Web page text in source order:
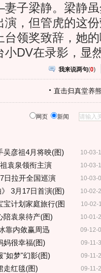
子梁静。梁静虽
演，但管虎的这
台领奖致辞，她
小DV在录影，
我来说两句(0)
直击归真堂养
网页 新闻
10-03-
吴彦祖4月将映(图)
10-03-
袁泉领衔主演
10-03-
日拉开全国巡演
10-02-
3月17日首演(图)
10-02-
宝计划家庭旅行(图
10-01-
陪袁泉待产(图)
09-12-
靠内敛赢周迅
09-11-
妈很幸福(图)
09-11-
"如梦"幻影(图)
09-11-
走红毯(图)